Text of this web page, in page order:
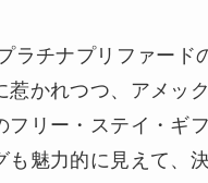
ラチナプリファード
惹かれつつ、アメッ
フリー・ステイ・ギ
も魅力的に見えて、